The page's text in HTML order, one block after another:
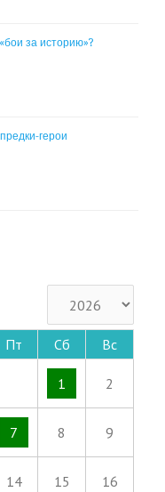
за историю»?
герои
Пт Сб Вс
1 2
7 8 9
14 15 16